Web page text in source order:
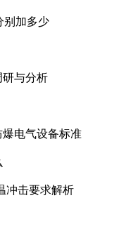
别加多少
研与分析
电气设备标准
冲击要求解析